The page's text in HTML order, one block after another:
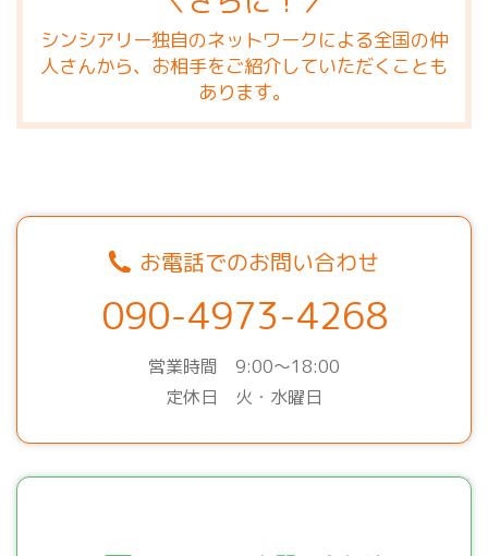
シンシアリー独自のネットワークによる全国の仲
人さんから、お相手をご紹介していただくことも
あります。
お電話でのお問い合わせ
090-4973-4268
営業時間 9:00～18:00
定休日 火・水曜日